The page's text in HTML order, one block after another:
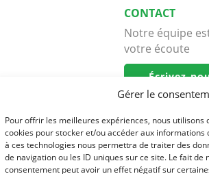
Gérer le
Pour offrir les meilleures expériences, nous utilisons
cookies pour stocker et/ou accéder aux informations
à ces technologies nous permettra de traiter des
de navigation ou les ID uniques sur ce site. Le fait
consentement peut avoir un effet négatif sur
CONTACT
Notre équipe
votre écoute
Écrivez-